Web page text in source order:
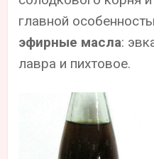
главной
эфирные масла:
лавра и пихтовое.